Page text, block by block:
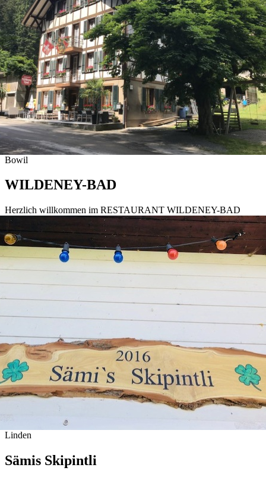
Bowil
WILDENEY-BAD
Herzlich willkommen im RESTAURANT WILDENEY-BAD
Linden
Sämis Skipintli